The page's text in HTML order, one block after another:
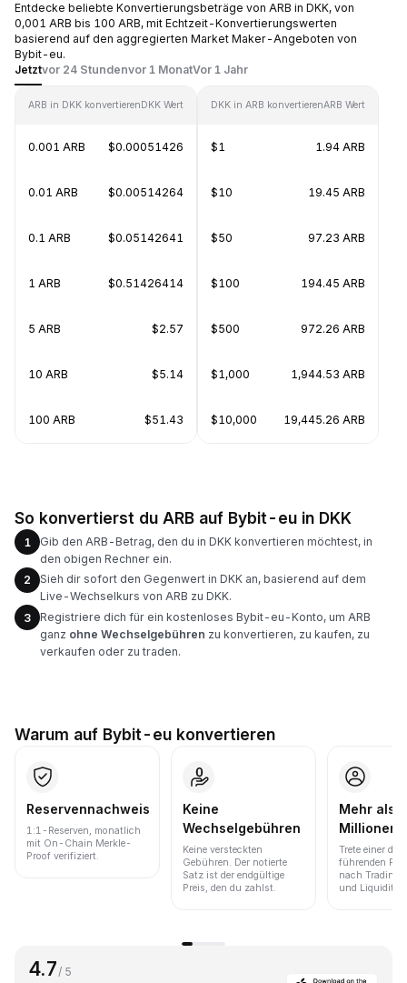
Entdecke beliebte Konvertierungsbeträge von ARB in DKK, von
0,001 ARB bis 100 ARB, mit Echtzeit-Konvertierungswerten
basierend auf den aggregierten Market Maker-Angeboten von
Bybit-eu.
Jetztvor 24 Stundenvor 1 MonatVor 1 Jahr
ARB in DKK konvertierenDKK Wert
0.001 ARB $0.00051426
0.01 ARB $0.00514264
0.1 ARB $0.05142641
1 ARB $0.51426414
5 ARB $2.57
10 ARB $5.14
100 ARB $51.43
DKK in ARB konvertierenARB Wert
$1 1.94 ARB
$10 19.45 ARB
$50 97.23 ARB
$100 194.45 ARB
$500 972.26 ARB
$1,000 1,944.53 ARB
$10,000 19,445.26 ARB
So konvertierst du ARB auf Bybit-eu in DKK
1
Gib den ARB-Betrag, den du in DKK konvertieren möchtest, in
den obigen Rechner ein.
2
Sieh dir sofort den Gegenwert in DKK an, basierend auf dem
Live-Wechselkurs von ARB zu DKK.
3
Registriere dich für ein kostenloses Bybit-eu-Konto, um ARB
ganz ohne Wechselgebühren zu konvertieren, zu kaufen, zu
verkaufen oder zu traden.
Warum auf Bybit-eu konvertieren
Reservennachweis
1:1-Reserven, monatlich
mit On-Chain Merkle-
Proof verifiziert.
Keine
Wechselgebühren
Keine versteckten
Gebühren. Der notierte
Satz ist der endgültige
Preis, den du zahlst.
Mehr als
Millionen
Trete einer der
führenden
nach Trading-
und Liquidität
4.7 / 5